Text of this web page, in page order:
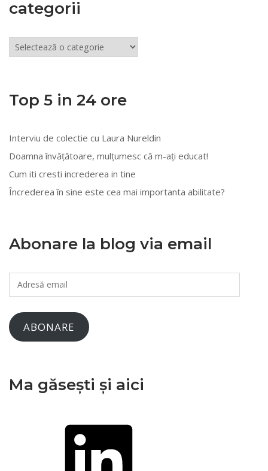
categorii
Articole
din
categorii
Top 5 in 24 ore
Interviu de colectie cu Laura Nureldin
Doamna învățătoare, mulțumesc că m-ați educat!
Cum iti cresti increderea in tine
Încrederea în sine este cea mai importanta abilitate?
Abonare la blog via email
Adresă
ABONARE
Ma găsești și aici